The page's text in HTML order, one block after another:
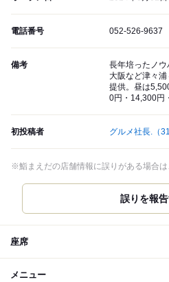
電話番号 052-526-9637
備考
長年培ったノ
大阪など津々
提供。昼は
0円・14,300円
初投稿者 グルメ社長. （
※鮨まえだの店舗情報に誤りがある場合は
誤りを報
座席
メニュー